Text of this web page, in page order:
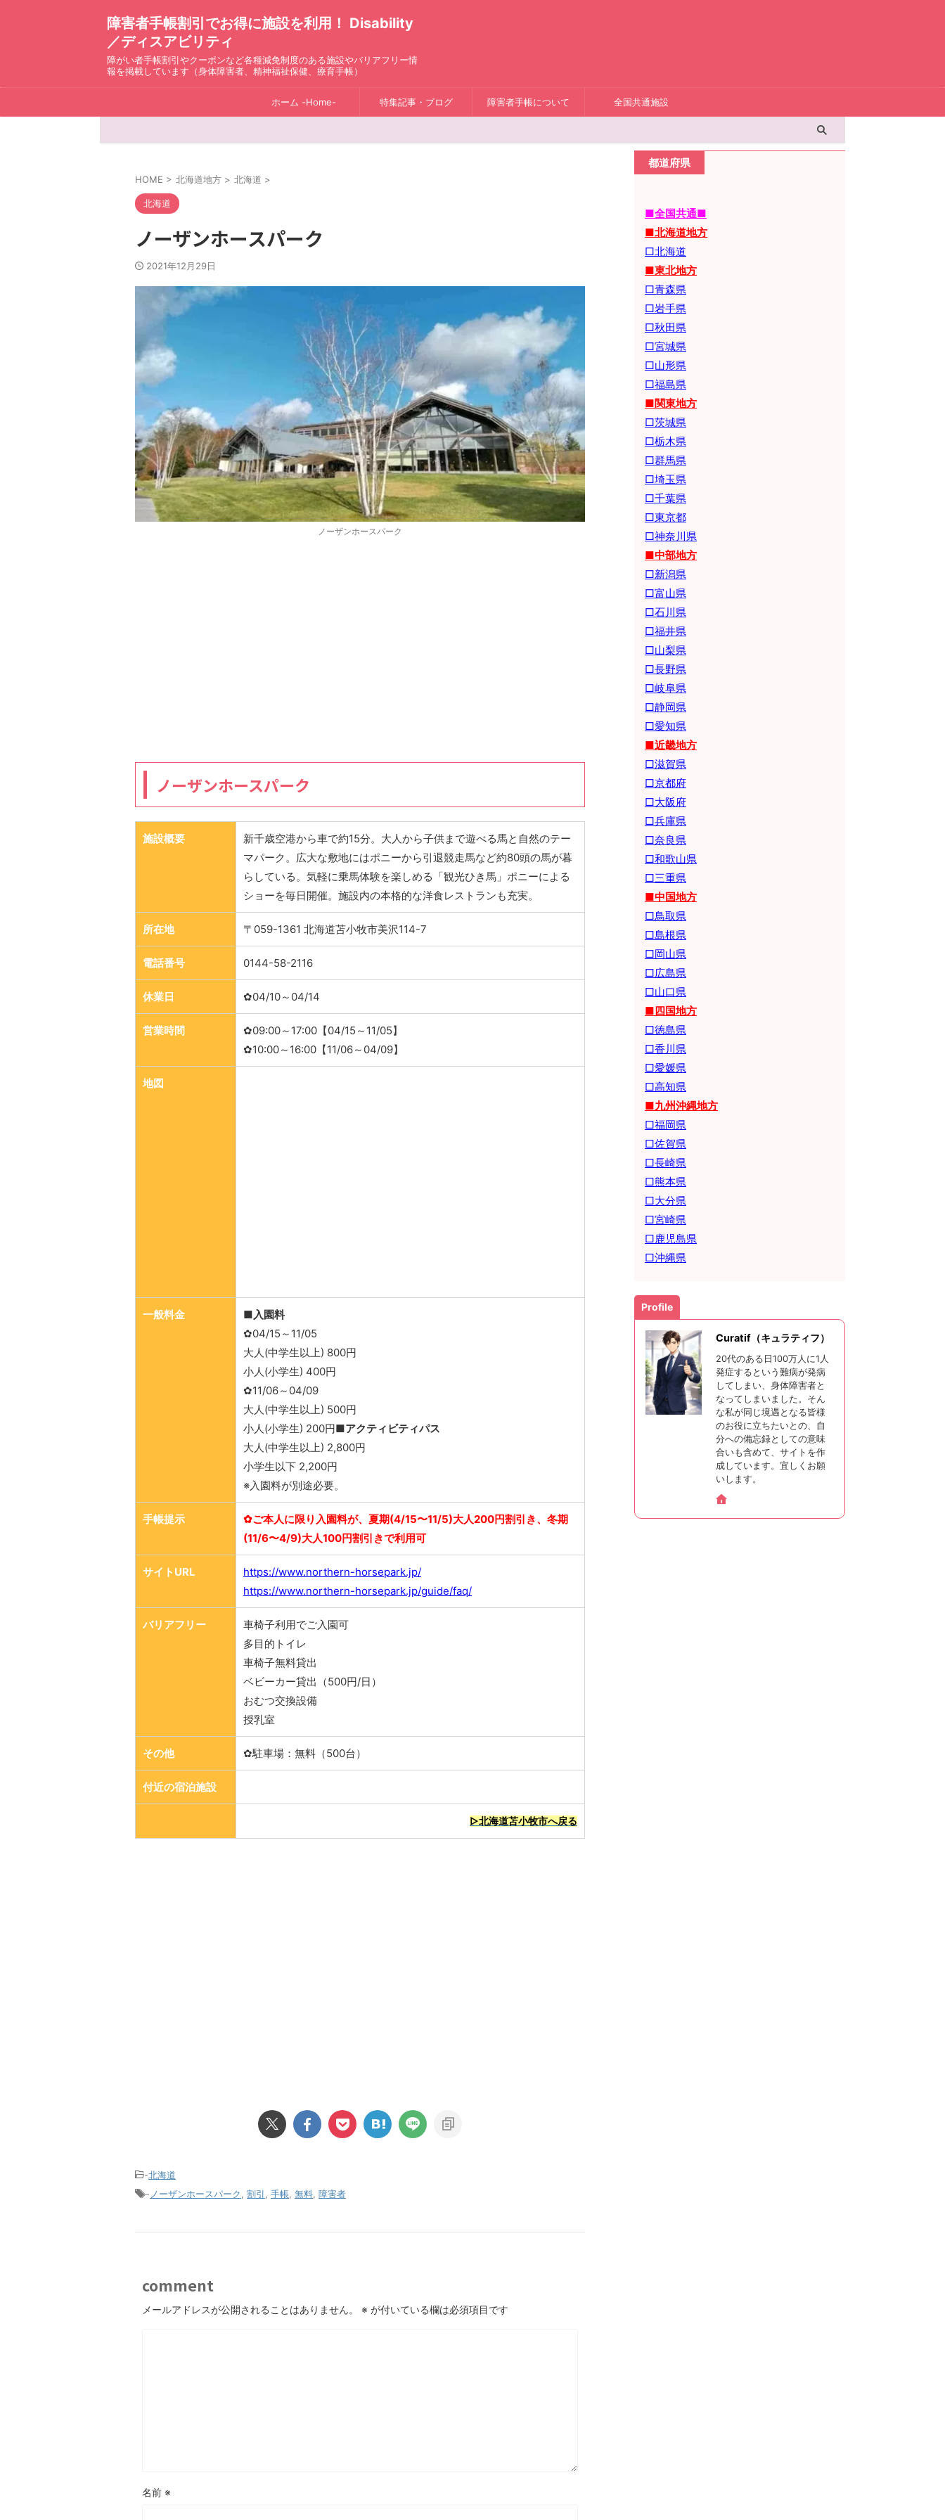
障害者手帳割引でお得に施設を利用！ Disability
／ディスアビリティ
障がい者手帳割引やクーポンなど各種減免制度のある施設やバリアフリー情
報を掲載しています（身体障害者、精神福祉保健、療育手帳）
ホーム -Home- 特集記事・ブログ 障害者手帳について 全国共通施設
HOME > 北海道地方 > 北海道 >
北海道
ノーザンホースパーク
2021年12月29日
ノーザンホースパーク
ノーザンホースパーク
施設概要
新千歳空港から車で約15分。大人から子供まで遊べる馬と自然のテー
マパーク。広大な敷地にはポニーから引退競走馬など約80頭の馬が暮
らしている。気軽に乗馬体験を楽しめる「観光ひき馬」ポニーによる
ショーを毎日開催。施設内の本格的な洋食レストランも充実。
所在地 〒059-1361 北海道苫小牧市美沢114-7
電話番号 0144-58-2116
休業日 ✿04/10～04/14
営業時間
✿09:00～17:00【04/15～11/05】
✿10:00～16:00【11/06～04/09】
地図
一般料金
■入園料
✿04/15～11/05
大人(中学生以上) 800円
小人(小学生) 400円
✿11/06～04/09
大人(中学生以上) 500円
小人(小学生) 200円■アクティビティパス
大人(中学生以上) 2,800円
小学生以下 2,200円
※入園料が別途必要。
手帳提示
✿ご本人に限り入園料が、夏期(4/15〜11/5)大人200円割引き、冬期
(11/6〜4/9)大人100円割引きで利用可
サイトURL
https://www.northern-horsepark.jp/
https://www.northern-horsepark.jp/guide/faq/
バリアフリー
車椅子利用でご入園可
多目的トイレ
車椅子無料貸出
ベビーカー貸出（500円/日）
おむつ交換設備
授乳室
その他 ✿駐車場：無料（500台）
付近の宿泊施設
▷北海道苫小牧市へ戻る
-北海道
- ノーザンホースパーク 割引 手帳 無料 障害者
comment
メールアドレスが公開されることはありません。 ※ が付いている欄は必須項目です
名前 ※
都道府県
■全国共通■
■北海道地方
□北海道
■東北地方
□青森県
□岩手県
□秋田県
□宮城県
□山形県
□福島県
■関東地方
□茨城県
□栃木県
□群馬県
□埼玉県
□千葉県
□東京都
□神奈川県
■中部地方
□新潟県
□富山県
□石川県
□福井県
□山梨県
□長野県
□岐阜県
□静岡県
□愛知県
■近畿地方
□滋賀県
□京都府
□大阪府
□兵庫県
□奈良県
□和歌山県
□三重県
■中国地方
□鳥取県
□島根県
□岡山県
□広島県
□山口県
■四国地方
□徳島県
□香川県
□愛媛県
□高知県
■九州沖縄地方
□福岡県
□佐賀県
□長崎県
□熊本県
□大分県
□宮崎県
□鹿児島県
□沖縄県
Profile
Curatif（キュラティフ）
20代のある日100万人に1人
発症するという難病が発病
してしまい、身体障害者と
なってしまいました。そん
な私が同じ境遇となる皆様
のお役に立ちたいとの、自
分への備忘録としての意味
合いも含めて、サイトを作
成しています。宜しくお願
いします。